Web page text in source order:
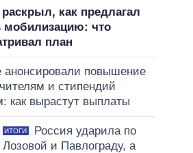
как предлагал
мобилизацию: что
план
анонсировали повышение
и стипендий
как вырастут выплаты
ИТОГИ
Россия ударила по
Лозовой и Павлограду, а